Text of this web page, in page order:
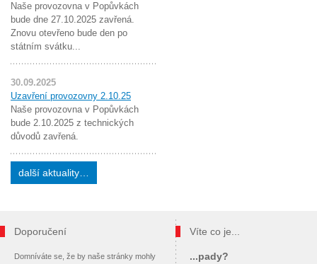
Naše provozovna v Popůvkách
bude dne 27.10.2025 zavřená.
Znovu otevřeno bude den po
státním svátku...
30.09.2025
Uzavření provozovny 2.10.25
Naše provozovna v Popůvkách
bude 2.10.2025 z technických
důvodů zavřená.
další aktuality…
Doporučení
Domníváte se, že by naše stránky mohly
Víte co je...
...pady?